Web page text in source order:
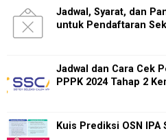
Jadwal, Syarat, dan
untuk Pendaftaran
Jadwal dan Cara Cek
PPPK 2024 Tahap 2
Kuis Prediksi OSN IPA